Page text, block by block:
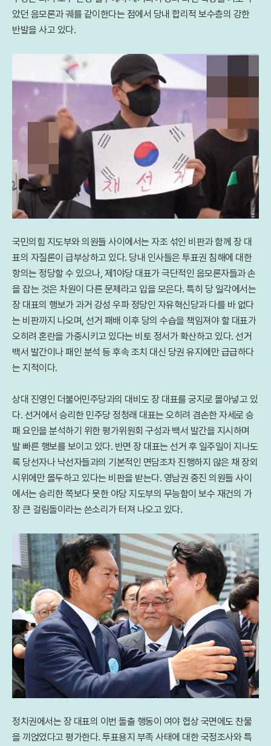
았던 음모론과 궤를 같이한다는 점에서 당내 합리적 보수층의 강한
반발을 사고 있다.
국민의힘 지도부와 의원들 사이에서는 자조 섞인 비판과 함께 장 대
표의 자질론이 급부상하고 있다. 당내 인사들은 투표권 침해에 대한
항의는 정당할 수 있으나, 제1야당 대표가 극단적인 음모론자들과 손
을 잡는 것은 차원이 다른 문제라고 입을 모은다. 특히 당 일각에서는
장 대표의 행보가 과거 강성 우파 정당인 자유혁신당과 다를 바 없다
는 비판까지 나오며, 선거 패배 이후 당의 수습을 책임져야 할 대표가
오히려 혼란을 가중시키고 있다는 비토 정서가 확산하고 있다. 선거
백서 발간이나 패인 분석 등 후속 조치 대신 당권 유지에만 급급하다
는 지적이다.
상대 진영인 더불어민주당과의 대비도 장 대표를 궁지로 몰아넣고 있
다. 선거에서 승리한 민주당 정청래 대표는 오히려 겸손한 자세로 승
패 요인을 분석하기 위한 평가위원회 구성과 백서 발간을 지시하며
발 빠른 행보를 보이고 있다. 반면 장 대표는 선거 후 일주일이 지나도
록 당선자나 낙선자들과의 기본적인 면담조차 진행하지 않은 채 장외
시위에만 몰두하고 있다는 비판을 받는다. 영남권 중진 의원들 사이
에서는 승리한 쪽보다 못한 야당 지도부의 무능함이 보수 재건의 가
장 큰 걸림돌이라는 쓴소리가 터져 나오고 있다.
정치권에서는 장 대표의 이번 돌출 행동이 여야 협상 국면에도 찬물
을 끼얹었다고 평가한다. 투표용지 부족 사태에 대한 국정조사와 특